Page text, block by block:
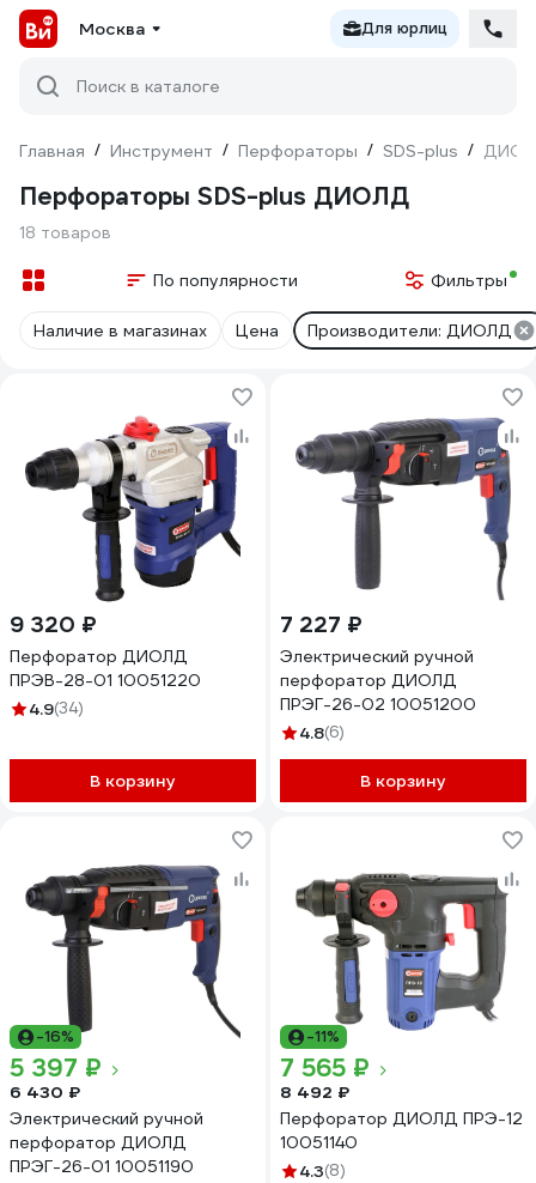
Москва Для юрлиц
Поиск в каталоге
Главная / Инструмент / Перфораторы / SDS-plus /
Перфораторы SDS-plus ДИОЛД
18 товаров
По популярности Фильтры
Наличие в магазинах Цена Производители: ДИОЛД
9 320 ₽
Перфоратор ДИОЛД
ПРЭВ-28-01 10051220
4.9(34)
В корзину
7 227 ₽
Электрический ручной
перфоратор ДИОЛД
ПРЭГ-26-02 10051200
4.8(6)
В корзину
-16%
5 397 ₽
6 430 ₽
Электрический ручной
перфоратор ДИОЛД
ПРЭГ-26-01 10051190
-11%
7 565 ₽
8 492 ₽
Перфоратор ДИОЛД ПРЭ-12
10051140
4.3(8)